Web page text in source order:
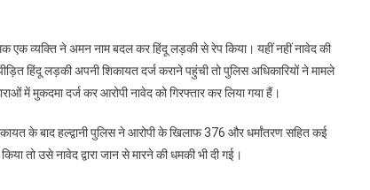
एक व्यक्ति ने अमन नाम बदल कर हिंदू लड़की से रेप किया। यहीं नहीं नावेद की
हिंदू लड़की अपनी शिकायत दर्ज कराने पहुंची तो पुलिस अधिकारियों ने मामले
में मुकदमा दर्ज कर आरोपी नावेद को गिरफ्तार कर लिया गया हैं।
के बाद हल्द्वानी पुलिस ने आरोपी के खिलाफ 376 और धर्मांतरण सहित कई
तो उसे नावेद द्वारा जान से मारने की धमकी भी दी गई।